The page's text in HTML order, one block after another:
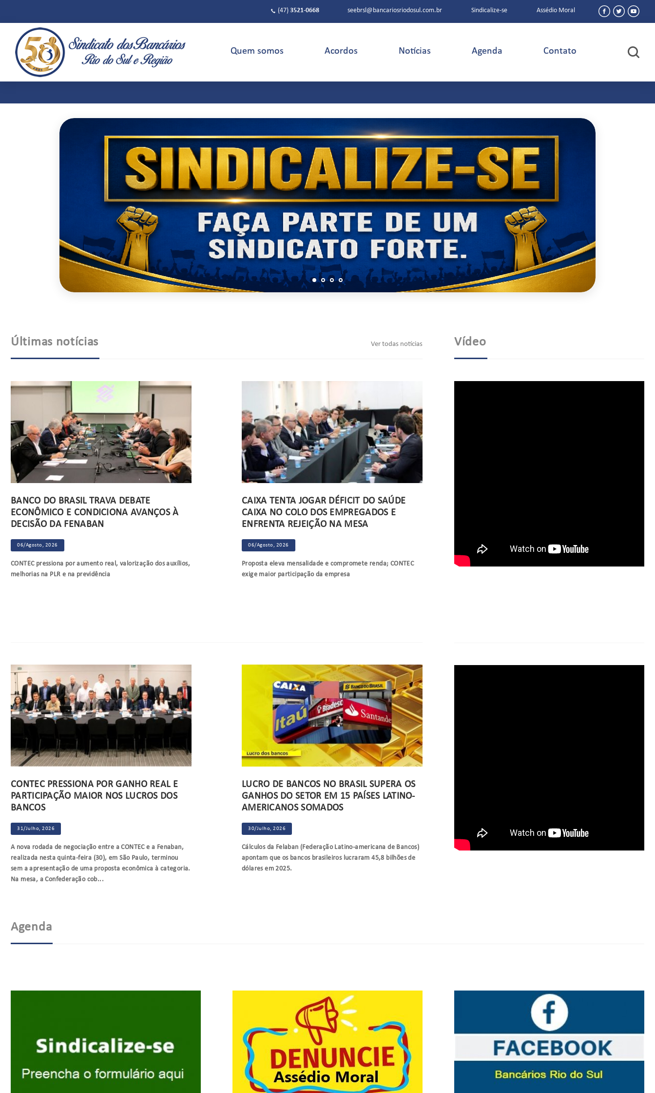
(47) 3521-0668 seebrsl@bancariosriodosul.com.br Sindicalize-se Assédio Moral
Quem somos Acordos Notícias Agenda Contato
Últimas notícias Ver todas notícias
BANCO DO BRASIL TRAVA DEBATE
ECONÔMICO E CONDICIONA AVANÇOS À
DECISÃO DA FENABAN
06/Agosto, 2026
CONTEC pressiona por aumento real, valorização dos auxílios,
melhorias na PLR e na previdência
CAIXA TENTA JOGAR DÉFICIT DO SAÚDE
CAIXA NO COLO DOS EMPREGADOS E
ENFRENTA REJEIÇÃO NA MESA
06/Agosto, 2026
Proposta eleva mensalidade e compromete renda; CONTEC
exige maior participação da empresa
06/Agosto, 2026
Vídeo
CONTEC PRESSIONA POR GANHO REAL E
PARTICIPAÇÃO MAIOR NOS LUCROS DOS
BANCOS
31/Julho, 2026
A nova rodada de negociação entre a CONTEC e a Fenaban,
realizada nesta quinta-feira (30), em São Paulo, terminou
sem a apresentação de uma proposta econômica à categoria.
Na mesa, a Confederação cob...
LUCRO DE BANCOS NO BRASIL SUPERA OS
GANHOS DO SETOR EM 15 PAÍSES LATINO-
AMERICANOS SOMADOS
30/Julho, 2026
Cálculos da Felaban (Federação Latino-americana de Bancos)
apontam que os bancos brasileiros lucraram 45,8 bilhões de
dólares em 2025.
30/Julho, 2026
Agenda